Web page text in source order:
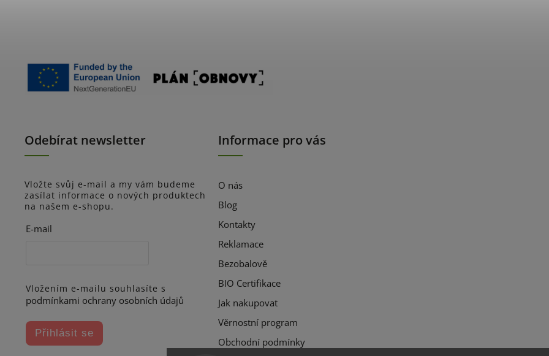
Odebírat newsletter
Vložte svůj e-mail a my vám budeme
zasílat informace o nových produktech
na našem e-shopu.
E-mail
Vložením e-mailu souhlasíte s
podmínkami ochrany osobních údajů
Přihlásit se
Informace pro vás
O nás
Blog
Kontakty
Reklamace
Bezobalově
BIO Certifikace
Jak nakupovat
Věrnostní program
Obchodní podmínky